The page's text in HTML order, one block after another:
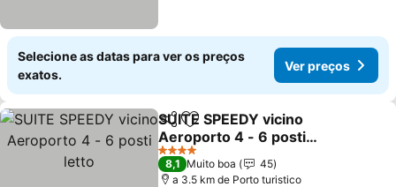
Selecione as datas para ver os preços
exatos.
Ver preços
PartilharAdicionar aos favoritos
SUITE SPEEDY vicino
Aeroporto 4 - 6 posti
letto
4 Estrelas
8,1 Muito boa
45
a 3.5 km de Porto turistico